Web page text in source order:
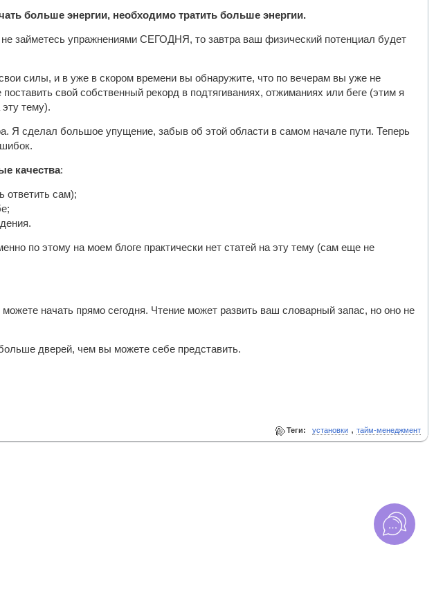
больше энергии, необходимо тратить больше энергии.
займетесь упражнениями СЕГОДНЯ, то завтра ваш физический потенциал будет
силы, и в уже в скором времени вы обнаружите, что по вечерам вы уже не
свой собственный рекорд в подтягиваниях, отжиманиях или беге (этим я
тему).
Я сделал большое упущение, забыв об этой области в самом начале пути. Теперь
качества:
ответить сам);
по этому на моем блоге практически нет статей на эту тему (сам еще не
начать прямо сегодня. Чтение может развить ваш словарный запас, но оно не
дверей, чем вы можете себе представить.
Теги: установки , тайм-менеджмент